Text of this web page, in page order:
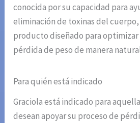
conocida por su capacidad para
eliminación de toxinas del
producto diseñado para optimizar
pérdida de peso de manera
Para quién está indicado
Graciola está indicado para
desean apoyar su proceso de